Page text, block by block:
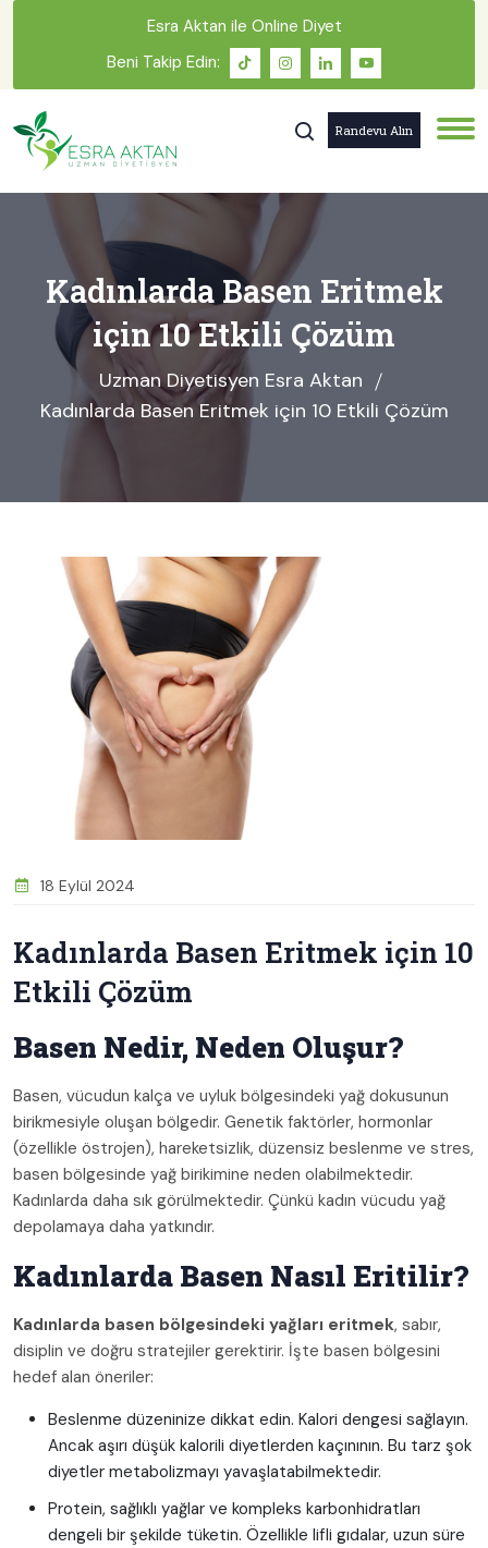
Esra Aktan ile Online Diyet
Beni Takip Edin:
Randevu Alın
Kadınlarda Basen Eritmek
için 10 Etkili Çözüm
Uzman Diyetisyen Esra Aktan
Kadınlarda Basen Eritmek için 10 Etkili Çözüm
18 Eylül 2024
Kadınlarda Basen Eritmek için 10
Etkili Çözüm
Basen Nedir, Neden Oluşur?
Basen, vücudun kalça ve uyluk bölgesindeki yağ dokusunun
birikmesiyle oluşan bölgedir. Genetik faktörler, hormonlar
(özellikle östrojen), hareketsizlik, düzensiz beslenme ve stres,
basen bölgesinde yağ birikimine neden olabilmektedir.
Kadınlarda daha sık görülmektedir. Çünkü kadın vücudu yağ
depolamaya daha yatkındır.
Kadınlarda Basen Nasıl Eritilir?
Kadınlarda basen bölgesindeki yağları eritmek, sabır,
disiplin ve doğru stratejiler gerektirir. İşte basen bölgesini
hedef alan öneriler:
Beslenme düzeninize dikkat edin. Kalori dengesi sağlayın.
Ancak aşırı düşük kalorili diyetlerden kaçınının. Bu tarz şok
diyetler metabolizmayı yavaşlatabilmektedir.
Protein, sağlıklı yağlar ve kompleks karbonhidratları
dengeli bir şekilde tüketin. Özellikle lifli gıdalar, uzun süre